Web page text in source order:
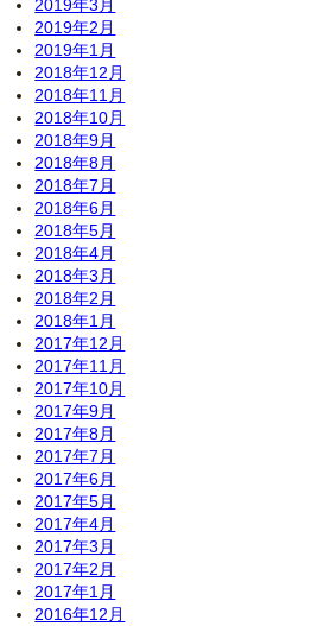
2019年3月
2019年2月
2019年1月
2018年12月
2018年11月
2018年10月
2018年9月
2018年8月
2018年7月
2018年6月
2018年5月
2018年4月
2018年3月
2018年2月
2018年1月
2017年12月
2017年11月
2017年10月
2017年9月
2017年8月
2017年7月
2017年6月
2017年5月
2017年4月
2017年3月
2017年2月
2017年1月
2016年12月